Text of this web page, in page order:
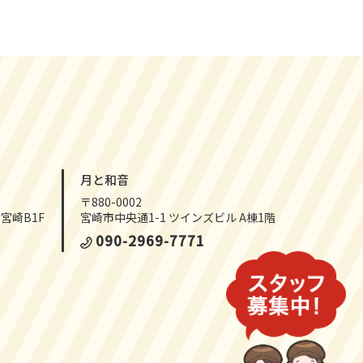
崎B1F
月と和音
〒880-0002
宮崎市中央通1-1 ツインズビル A棟1階
090-2969-7771